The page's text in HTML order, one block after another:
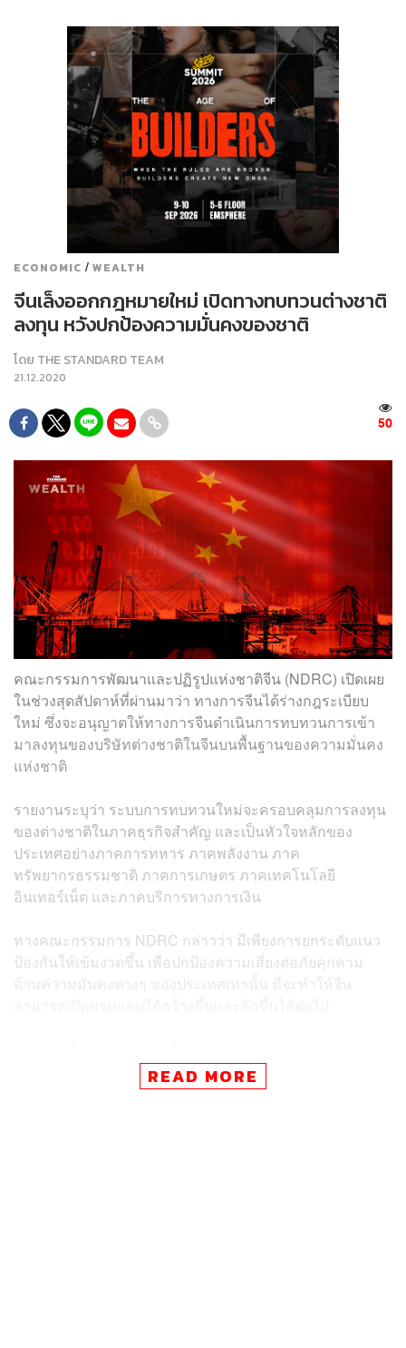
ECONOMIC / WEALTH
จีนเล็งออกกฎหมายใหม่ เปิดทางทบทวนต่างชาติ
ลงทุน หวังปกป้องความมั่นคงของชาติ
โดย THE STANDARD TEAM
21.12.2020
50
คณะกรรมการพัฒนาและปฏิรูปแห่งชาติจีน (NDRC) เปิดเผย
ในช่วงสุดสัปดาห์ที่ผ่านมาว่า ทางการจีนได้ร่างกฎระเบียบ
ใหม่ ซึ่งจะอนุญาตให้ทางการจีนดำเนินการทบทวนการเข้า
มาลงทุนของบริษัทต่างชาติในจีนบนพื้นฐานของความมั่นคง
แห่งชาติ
รายงานระบุว่า ระบบการทบทวนใหม่จะครอบคลุมการลงทุน
ของต่างชาติในภาคธุรกิจสำคัญ และเป็นหัวใจหลักของ
ประเทศอย่างภาคการทหาร ภาคพลังงาน ภาค
ทรัพยากรธรรมชาติ ภาคการเกษตร ภาคเทคโนโลยี
อินเทอร์เน็ต และภาคบริการทางการเงิน
ทางคณะกรรมการ NDRC กล่าวว่า มีเพียงการยกระดับแนว
ป้องกันให้เข้มงวดขึ้น เพื่อปกป้องความเสี่ยงต่อภัยคุกคาม
ด้านความมั่นคงต่างๆ ของประเทศเท่านั้น ที่จะทำให้จีน
เป็นไปตามมาตรฐานการปฏิบัติที่เป็นสากล และจะช่วยสร้าง
สมดุลระหว่างผลประโยชน์ทางเศรษฐกิจของการเปิดรับการ
READ MORE